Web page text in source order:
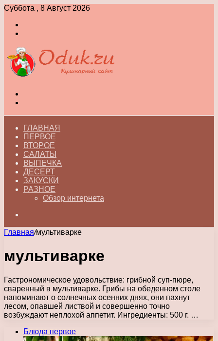
Суббота , 8 Август 2026
ГЛАВНАЯ
ПЕРВОЕ
ВТОРОЕ
САЛАТЫ
ВЫПЕЧКА
ДЕСЕРТ
ЗАКУСКИ
РАЗНОЕ
Обзор интернета
Главная/мультиварке
мультиварке
Гастрономическое удовольствие: грибной суп-пюре,
сваренный в мультиварке. Грибы на обеденном столе
напоминают о солнечных осенних днях, они пахнут
лесом, опавшей листвой и совершенно точно
возбуждают неплохой аппетит. Ингредиенты: 500 г. …
Блюда первое